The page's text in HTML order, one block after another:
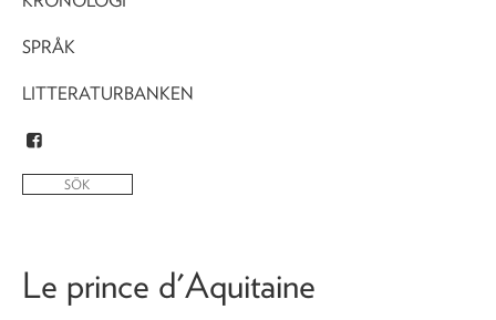
SPRÅK
LITTERATURBANKEN
Le prince d'Aquitaine